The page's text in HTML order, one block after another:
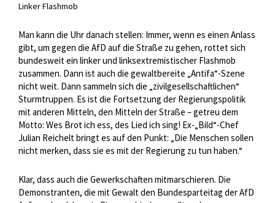
Linker Flashmob
Man kann die Uhr danach stellen: Immer, wenn es einen Anlass
gibt, um gegen die AfD auf die Straße zu gehen, rottet sich
bundesweit ein linker und linksextremistischer Flashmob
zusammen. Dann ist auch die gewaltbereite „Antifa“-Szene
nicht weit. Dann sammeln sich die „zivilgesellschaftlichen“
Sturmtruppen. Es ist die Fortsetzung der Regierungspolitik
mit anderen Mitteln, den Mitteln der Straße – getreu dem
Motto: Wes Brot ich ess, des Lied ich sing! Ex-„Bild“-Chef
Julian Reichelt bringt es auf den Punkt: „Die Menschen sollen
nicht merken, dass sie es mit der Regierung zu tun haben.“
Klar, dass auch die Gewerkschaften mitmarschieren. Die
Demonstranten, die mit Gewalt den Bundesparteitag der AfD